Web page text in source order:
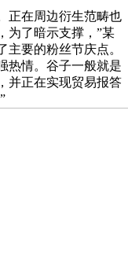
在周边衍生范畴也
为了暗示支撑，”某
要的粉丝节庆点。
热情。谷子一般就是
并正在实现贸易报答